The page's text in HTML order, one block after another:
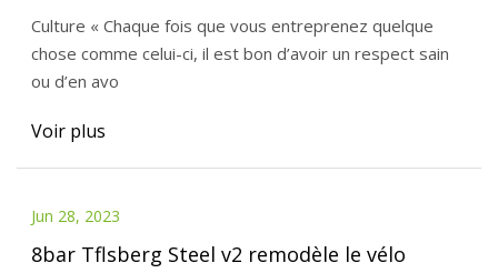
Culture « Chaque fois que vous entreprenez quelque
chose comme celui-ci, il est bon d’avoir un respect sain
ou d’en avo
Voir plus
Jun 28, 2023
8bar Tflsberg Steel v2 remodèle le vélo